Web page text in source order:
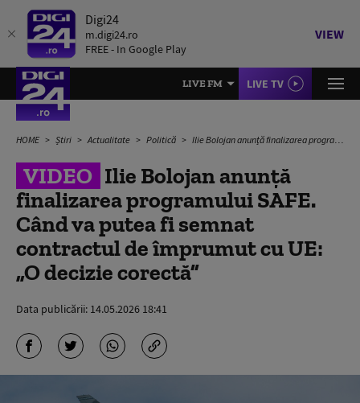
Digi24
m.digi24.ro
FREE - In Google Play
VIEW
LIVE FM LIVE TV
HOME Știri Actualitate Politică Ilie Bolojan anunță finalizarea programului SAFE. Când va putea fi semnat contractul de împrumut cu UE: „O decizie corectă”
VIDEO Ilie Bolojan anunță
finalizarea programului SAFE.
Când va putea fi semnat
contractul de împrumut cu UE:
„O decizie corectă”
Data publicării: 14.05.2026 18:41